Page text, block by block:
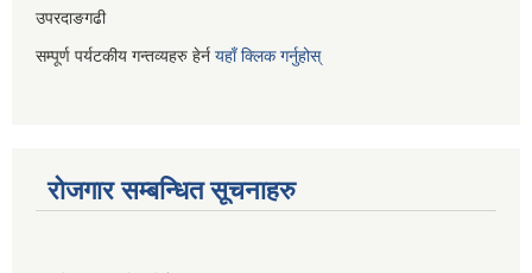
उपरदाङगढी
सम्पूर्ण पर्यटकीय गन्तव्यहरु हेर्न यहाँ क्लिक गर्नुहोस्
रोजगार सम्बन्धित सूचनाहरु